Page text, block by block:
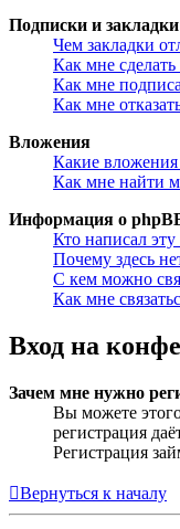
Подписки и закладки
Чем закладки
Как мне
Как мне
Как мне
Вложения
Какие
Как мне найти
Информация о
Кто написал
Почему здесь
С кем можно
Как мне
Вход на
Зачем мне нужно
Вы можете
регистрация
Регистрация
Вернуться к началу